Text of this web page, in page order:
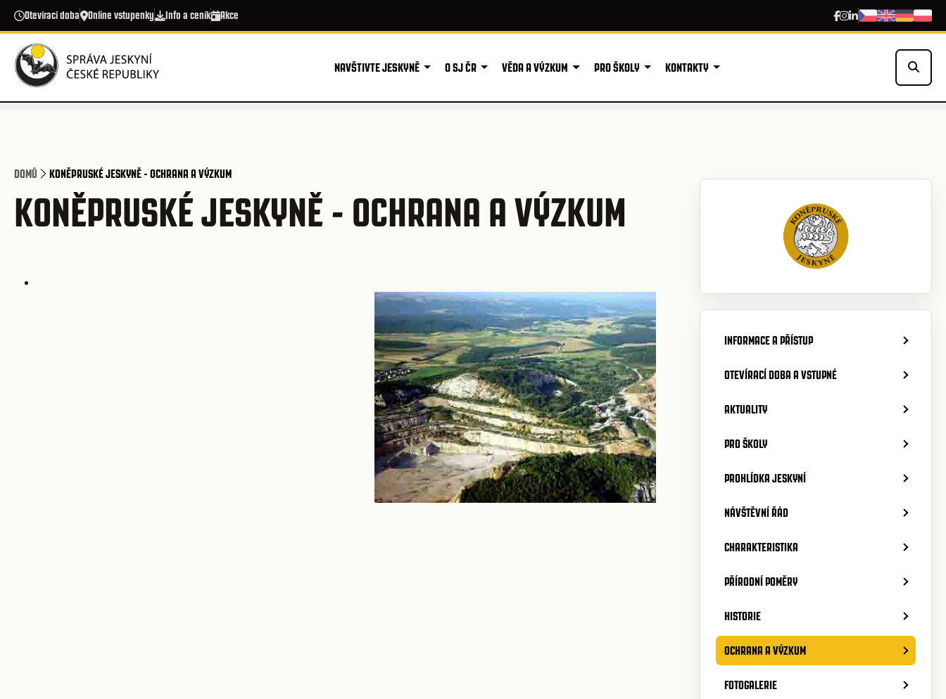
Přejít k hlavnímu obsahu
Otevírací doba Online vstupenky Info a ceník Akce
NAVŠTIVTE JESKYNĚ O SJ ČR VĚDA A VÝZKUM PRO ŠKOLY KONTAKTY
DOMŮ KONĚPRUSKÉ JESKYNĚ - OCHRANA A VÝZKUM
KONĚPRUSKÉ JESKYNĚ - OCHRANA A VÝZKUM
INFORMACE A PŘÍSTUP
OTEVÍRACÍ DOBA A VSTUPNÉ
AKTUALITY
PRO ŠKOLY
PROHLÍDKA JESKYNÍ
NÁVŠTĚVNÍ ŘÁD
CHARAKTERISTIKA
PŘÍRODNÍ POMĚRY
HISTORIE
OCHRANA A VÝZKUM
FOTOGALERIE